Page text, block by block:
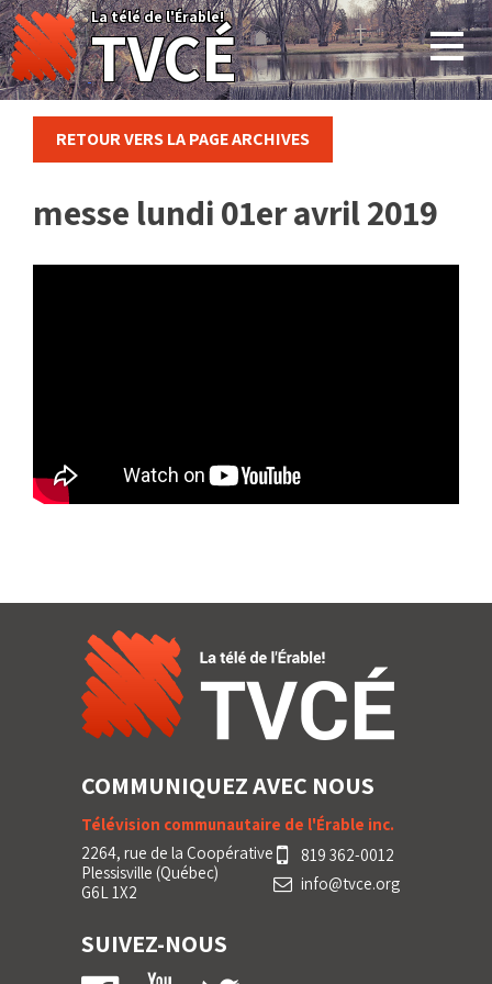
Skip
to
content
La télé de l'Érable!
TVCÉ
RETOUR VERS LA PAGE ARCHIVES
messe lundi 01er avril 2019
COMMUNIQUEZ AVEC NOUS
Télévision communautaire de l'Érable inc.
2264, rue de la Coopérative
Plessisville (Québec)
G6L 1X2
819 362-0012
info@tvce.org
SUIVEZ-NOUS